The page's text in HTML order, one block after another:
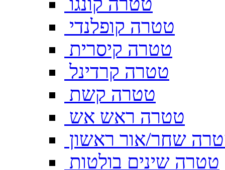
טטרה קופלנדי
טטרה קיסרית
טטרה קרדינל
טטרה קשת
טטרה ראש אש
שחר/אור ראשון
טטרה שינים בולטות